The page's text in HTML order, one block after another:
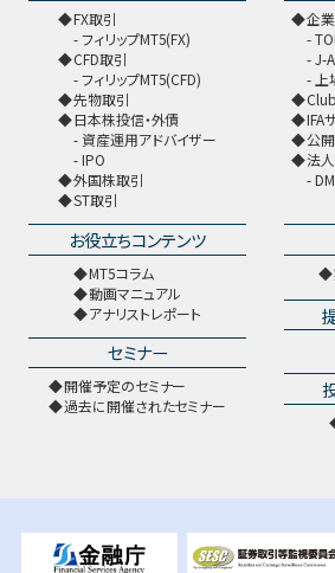
FX取引
フィリップMT5(FX)
CFD取引
フィリップMT5(CFD)
先物取引
日本株投信・外債
資産運用アドバイザー
IPO
外国株取引
ST取引
企
J-
上
IFA
公
法
お役立ちコンテンツ
MT5コラム
動画マニュアル
アナリストレポート
セミナー
開催予定のセミナー
過去に開催されたセミナー